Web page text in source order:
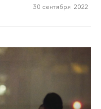
30 сентября 2022